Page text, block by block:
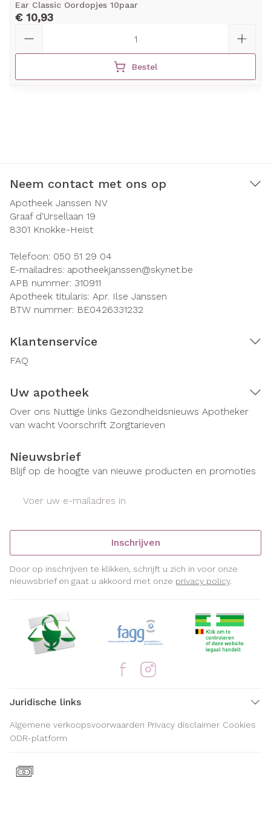
Ear Classic Oordopjes 10paar
€ 10,93
Bestel
Neem contact met ons op
Apotheek Janssen NV
Graaf d'Ursellaan 19
8301 Knokke-Heist
Telefoon: 050 51 29 04
E-mailadres: apotheekjanssen@skynet.be
APB nummer: 310911
Apotheek titularis: Apr. Ilse Janssen
BTW nummer: BE0426331232
Klantenservice
FAQ
Uw apotheek
Over ons Nuttige links Gezondheidsnieuws Apotheker
van wacht Voorschrift Zorgtarieven
Nieuwsbrief
Blijf op de hoogte van nieuwe producten en promoties
Inschrijven
Door op inschrijven te klikken, schrijft u zich in voor onze
nieuwsbrief en gaat u akkoord met onze privacy policy.
Juridische links
Algemene verkoopsvoorwaarden Privacy disclaimer Cookies
ODR-platform